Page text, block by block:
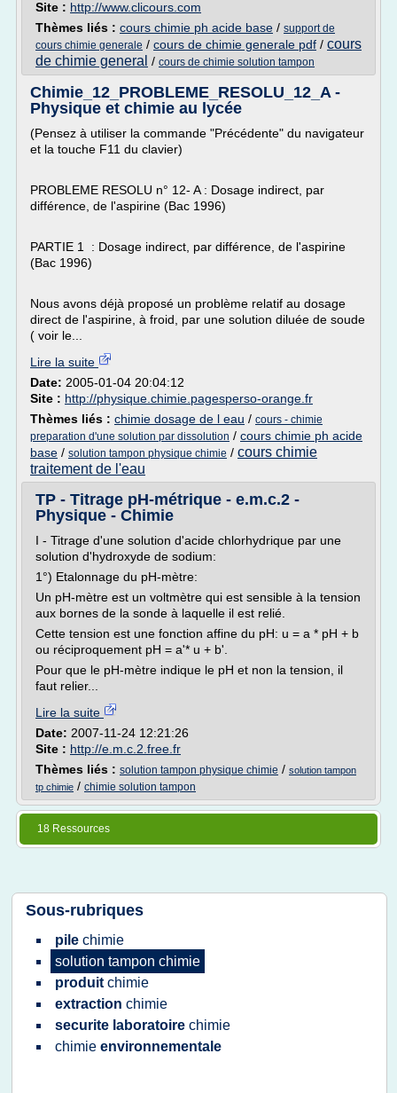
Site : http://www.clicours.com
Thèmes liés : cours chimie ph acide base / support de
cours chimie generale / cours de chimie generale pdf / cours
de chimie general / cours de chimie solution tampon
Chimie_12_PROBLEME_RESOLU_12_A -
Physique et chimie au lycée
(Pensez à utiliser la commande "Précédente" du navigateur
et la touche F11 du clavier)
PROBLEME RESOLU n° 12- A : Dosage indirect, par
différence, de l'aspirine (Bac 1996)
PARTIE 1 : Dosage indirect, par différence, de l'aspirine
(Bac 1996)
Nous avons déjà proposé un problème relatif au dosage
direct de l'aspirine, à froid, par une solution diluée de soude
( voir le...
Lire la suite
Date: 2005-01-04 20:04:12
Site : http://physique.chimie.pagesperso-orange.fr
Thèmes liés : chimie dosage de l eau / cours - chimie
preparation d'une solution par dissolution / cours chimie ph acide
base / solution tampon physique chimie / cours chimie
traitement de l'eau
TP - Titrage pH-métrique - e.m.c.2 -
Physique - Chimie
I - Titrage d'une solution d'acide chlorhydrique par une
solution d'hydroxyde de sodium:
1°) Etalonnage du pH-mètre:
Un pH-mètre est un voltmètre qui est sensible à la tension
aux bornes de la sonde à laquelle il est relié.
Cette tension est une fonction affine du pH: u = a * pH + b
ou réciproquement pH = a'* u + b'.
Pour que le pH-mètre indique le pH et non la tension, il
faut relier...
Lire la suite
Date: 2007-11-24 12:21:26
Site : http://e.m.c.2.free.fr
Thèmes liés : solution tampon physique chimie / solution tampon
tp chimie / chimie solution tampon
18 Ressources
Sous-rubriques
pile chimie
solution tampon chimie
produit chimie
extraction chimie
securite laboratoire chimie
chimie environnementale